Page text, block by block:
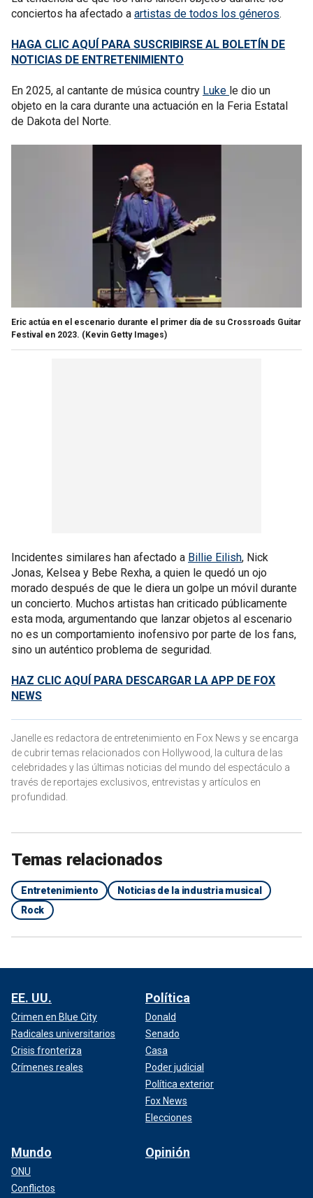
conciertos ha afectado a artistas de todos los géneros.
HAGA CLIC AQUÍ PARA SUSCRIBIRSE AL BOLETÍN DE
NOTICIAS DE ENTRETENIMIENTO
En 2025, al cantante de música country Luke le dio un
objeto en la cara durante una actuación en la Feria Estatal
de Dakota del Norte.
Eric actúa en el escenario durante el primer día de su Crossroads Guitar
Festival en 2023. (Kevin Getty Images)
Incidentes similares han afectado a Billie Eilish, Nick
Jonas, Kelsea y Bebe Rexha, a quien le quedó un ojo
morado después de que le diera un golpe un móvil durante
un concierto. Muchos artistas han criticado públicamente
esta moda, argumentando que lanzar objetos al escenario
no es un comportamiento inofensivo por parte de los fans,
sino un auténtico problema de seguridad.
HAZ CLIC AQUÍ PARA DESCARGAR LA APP DE FOX
NEWS
Janelle es redactora de entretenimiento en Fox News y se encarga
de cubrir temas relacionados con Hollywood, la cultura de las
celebridades y las últimas noticias del mundo del espectáculo a
través de reportajes exclusivos, entrevistas y artículos en
profundidad.
Temas relacionados
Entretenimiento
Noticias de la industria musical
Rock
EE. UU.
Crimen en Blue City
Radicales universitarios
Crisis fronteriza
Crímenes reales
Política
Donald
Senado
Casa
Poder judicial
Política exterior
Fox News
Elecciones
Mundo
ONU
Conflictos
Opinión